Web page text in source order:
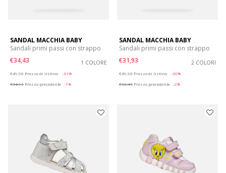
SANDAL MACCHIA BABY
Sandali primi passi con strappo
€34,43
1 COLORE
€49,90 Prezzo di listino
-31%
€34,93 Prezzo precedente -1%
SANDAL MACCHIA BABY
Sandali primi passi con strappo
€31,93
2 COLORI
€49,90 Prezzo di listino
-36%
€32,43 Prezzo precedente -2%